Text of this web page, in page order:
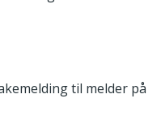
til melder på